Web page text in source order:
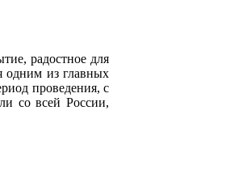
радостное для
одним из главных
проведения, с
со всей России,